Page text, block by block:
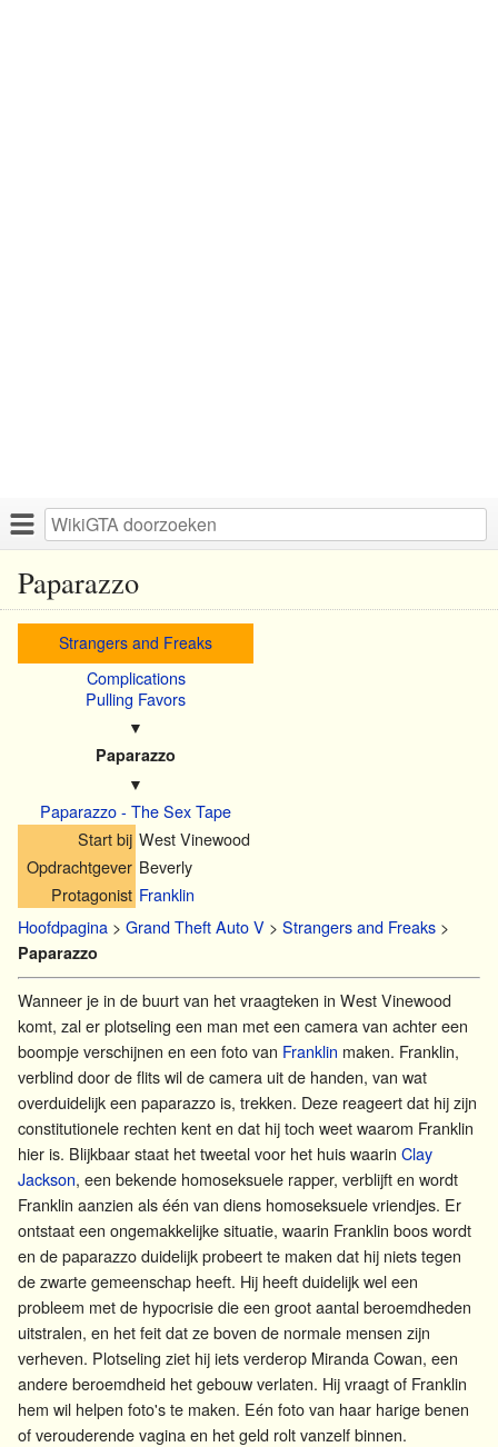
Paparazzo
Strangers and Freaks
Complications
Pulling Favors
▼
Paparazzo
▼
Paparazzo - The Sex Tape
Start bij West Vinewood
Opdrachtgever Beverly
Protagonist Franklin
Hoofdpagina > Grand Theft Auto V > Strangers and Freaks >
Paparazzo
Wanneer je in de buurt van het vraagteken in West Vinewood
komt, zal er plotseling een man met een camera van achter een
boompje verschijnen en een foto van Franklin maken. Franklin,
verblind door de flits wil de camera uit de handen, van wat
overduidelijk een paparazzo is, trekken. Deze reageert dat hij zijn
constitutionele rechten kent en dat hij toch weet waarom Franklin
hier is. Blijkbaar staat het tweetal voor het huis waarin Clay
Jackson, een bekende homoseksuele rapper, verblijft en wordt
Franklin aanzien als één van diens homoseksuele vriendjes. Er
ontstaat een ongemakkelijke situatie, waarin Franklin boos wordt
en de paparazzo duidelijk probeert te maken dat hij niets tegen
de zwarte gemeenschap heeft. Hij heeft duidelijk wel een
probleem met de hypocrisie die een groot aantal beroemdheden
uitstralen, en het feit dat ze boven de normale mensen zijn
verheven. Plotseling ziet hij iets verderop Miranda Cowan, een
andere beroemdheid het gebouw verlaten. Hij vraagt of Franklin
hem wil helpen foto's te maken. Eén foto van haar harige benen
of verouderende vagina en het geld rolt vanzelf binnen.